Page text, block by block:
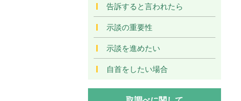
告訴すると言われたら
示談の重要性
示談を進めたい
自首をしたい場合